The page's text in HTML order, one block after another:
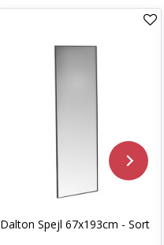
Dalton Spejl 67x193cm - Sort